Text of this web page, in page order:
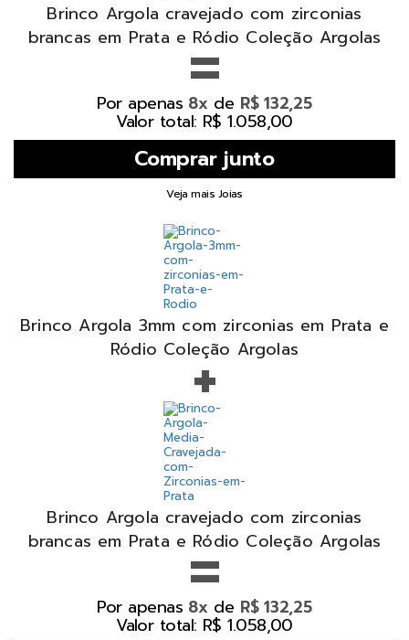
Brinco Argola cravejado com zirconias
brancas em Prata e Ródio Coleção Argolas
=
Por apenas 8x de R$ 132,25
Valor total: R$ 1.058,00
Veja mais Joias
Brinco Argola 3mm com zirconias em Prata e
Ródio Coleção Argolas
+
Brinco Argola cravejado com zirconias
brancas em Prata e Ródio Coleção Argolas
=
Por apenas 8x de R$ 132,25
Valor total: R$ 1.058,00